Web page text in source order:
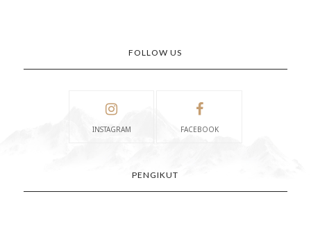
FOLLOW US
INSTAGRAM FACEBOOK
PENGIKUT